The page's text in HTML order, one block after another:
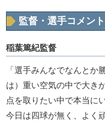
監督・選手コメント
稲葉篤紀監督
「選手みんなでなんとか
は）重い空気の中で大き
点を取りたい中で本当に
今日は四球が無く、よく